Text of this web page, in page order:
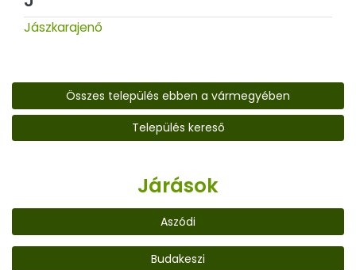
Jászkarajenő
Összes település ebben a vármegyében
Település kereső
Járások
Aszódi
Budakeszi